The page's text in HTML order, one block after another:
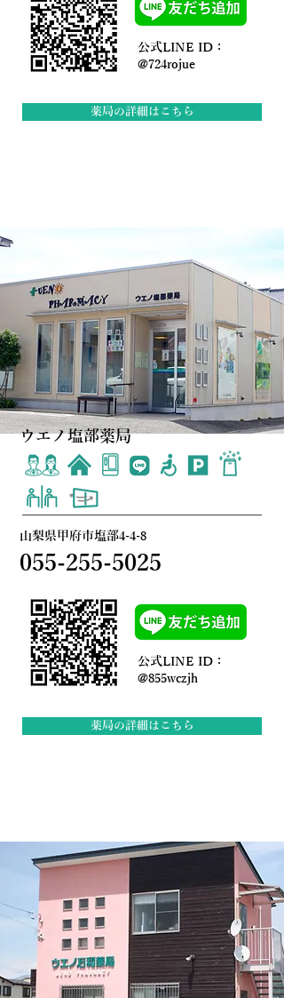
公式LINE ID：
@724rojue
薬局の詳細はこちら
ウエノ塩部薬局
山梨県甲府市塩部4-4-8
055-255-5025
公式LINE ID：
@855wczjh
薬局の詳細はこちら